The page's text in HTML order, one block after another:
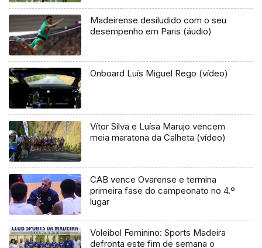
Madeirense desiludido com o seu
desempenho em Paris (áudio)
Onboard Luís Miguel Rego (vídeo)
Vítor Silva e Luísa Marujo vencem
meia maratona da Calheta (vídeo)
CAB vence Ovarense e termina
primeira fase do campeonato no 4.º
lugar
Voleibol Feminino: Sports Madeira
defronta este fim de semana o